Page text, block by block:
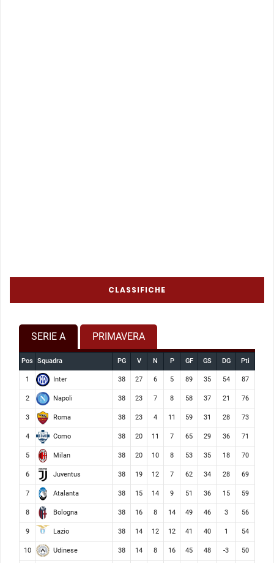
CLASSIFICHE
SERIE A PRIMAVERA
Pos Squadra PG V N P GF GS DG Pti
1 Inter 38 27 6 5 89 35 54 87
2 Napoli 38 23 7 8 58 37 21 76
3 Roma 38 23 4 11 59 31 28 73
4 Como 38 20 11 7 65 29 36 71
5 Milan 38 20 10 8 53 35 18 70
6 Juventus 38 19 12 7 62 34 28 69
7 Atalanta 38 15 14 9 51 36 15 59
8 Bologna 38 16 8 14 49 46 3 56
9 Lazio 38 14 12 12 41 40 1 54
10 Udinese 38 14 8 16 45 48 -3 50